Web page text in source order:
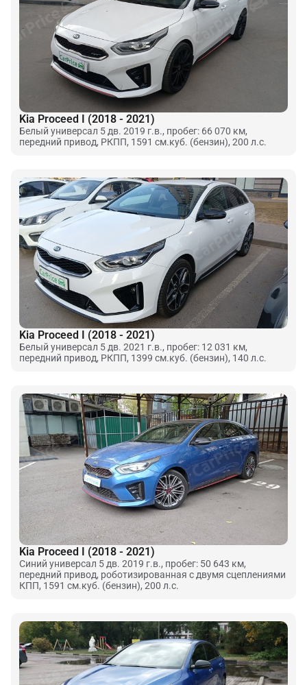
Kia Proceed I (2018 - 2021)
Белый универсал 5 дв. 2019 г.в., пробег: 66 070 км,
передний привод, РКПП, 1591 см.куб. (бензин), 200 л.с.
Kia Proceed I (2018 - 2021)
Белый универсал 5 дв. 2021 г.в., пробег: 12 031 км,
передний привод, РКПП, 1399 см.куб. (бензин), 140 л.с.
Kia Proceed I (2018 - 2021)
Синий универсал 5 дв. 2019 г.в., пробег: 50 643 км,
передний привод, роботизированная с двумя сцеплениями
КПП, 1591 см.куб. (бензин), 200 л.с.